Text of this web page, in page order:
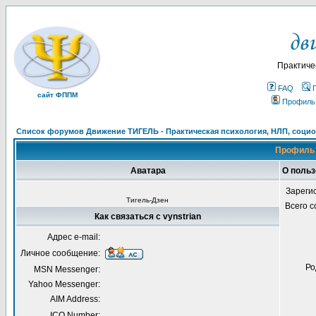
сайт ФППМ
FAQ
Профиль
Список форумов Движение ТИГЕЛЬ - Практическая психология, НЛП,
Профиль
Аватара О
Тигель-Дзен
Всего
Как связаться с vynstrian
Адрес e-mail:
Личное сообщение:
MSN Messenger:
Yahoo Messenger:
AIM Address: